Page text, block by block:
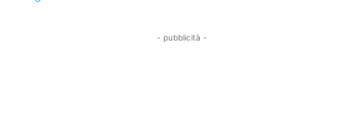
- pubblicità -